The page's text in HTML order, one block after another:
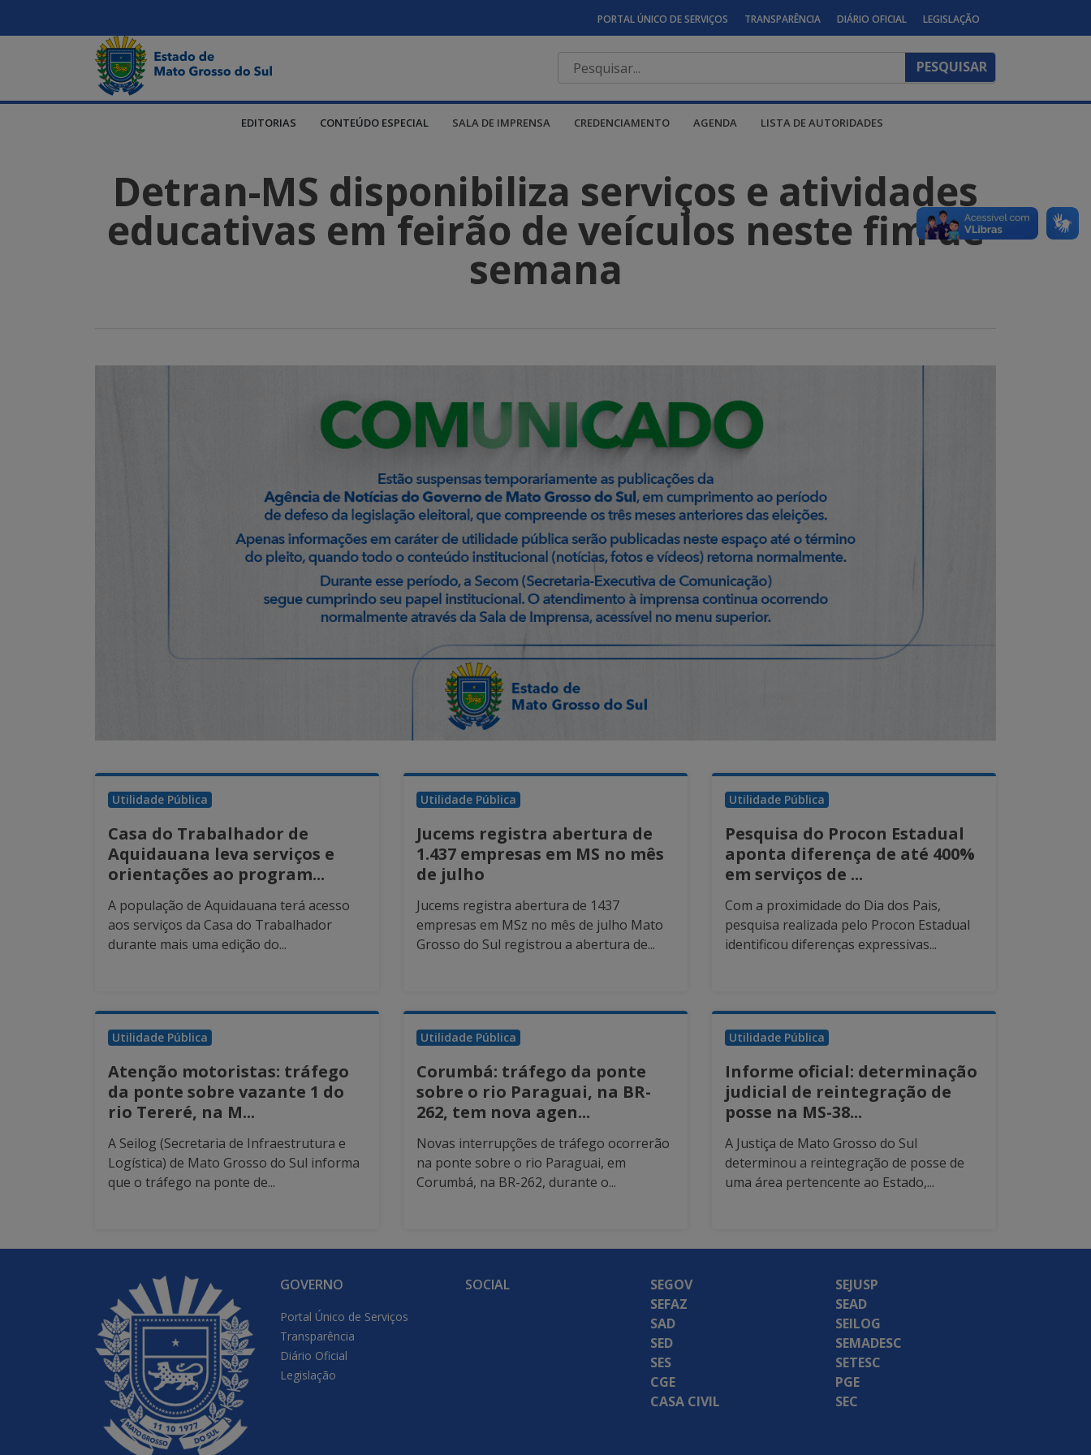
PORTAL ÚNICO DE SERVIÇOS TRANSPARÊNCIA DIÁRIO OFICIAL LEGISLAÇÃO
EDITORIAS CONTEÚDO ESPECIAL SALA DE IMPRENSA CREDENCIAMENTO AGENDA LISTA DE AUTORIDADES
Detran-MS disponibiliza serviços e atividades
educativas em feirão de veículos neste fim de
semana
Utilidade Pública
Casa do Trabalhador de
Aquidauana leva serviços e
orientações ao program...
A população de Aquidauana terá acesso
aos serviços da Casa do Trabalhador
durante mais uma edição do...
Utilidade Pública
Jucems registra abertura de
1.437 empresas em MS no mês
de julho
Jucems registra abertura de 1437
empresas em MSz no mês de julho Mato
Grosso do Sul registrou a abertura de...
Utilidade Pública
Pesquisa do Procon Estadual
aponta diferença de até 400%
em serviços de ...
Com a proximidade do Dia dos Pais,
pesquisa realizada pelo Procon Estadual
identificou diferenças expressivas...
Utilidade Pública
Atenção motoristas: tráfego
da ponte sobre vazante 1 do
rio Tereré, na M...
A Seilog (Secretaria de Infraestrutura e
Logística) de Mato Grosso do Sul informa
que o tráfego na ponte de...
Utilidade Pública
Corumbá: tráfego da ponte
sobre o rio Paraguai, na BR-
262, tem nova agen...
Novas interrupções de tráfego ocorrerão
na ponte sobre o rio Paraguai, em
Corumbá, na BR-262, durante o...
Utilidade Pública
Informe oficial: determinação
judicial de reintegração de
posse na MS-38...
A Justiça de Mato Grosso do Sul
determinou a reintegração de posse de
uma área pertencente ao Estado,...
GOVERNO
Portal Único de Serviços
Transparência
Diário Oficial
Legislação
SOCIAL
SEGOV
SEFAZ
SAD
SED
SES
CGE
CASA CIVIL
SEJUSP
SEAD
SEILOG
SEMADESC
SETESC
PGE
SEC